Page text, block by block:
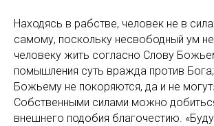
Находясь в рабстве, человек не в
самому, поскольку несвободный ум
человеку жить согласно Слову
помышления суть вражда против
Божьему не покоряются, да и не
Собственными силами можно
внешнего подобия благочестию.